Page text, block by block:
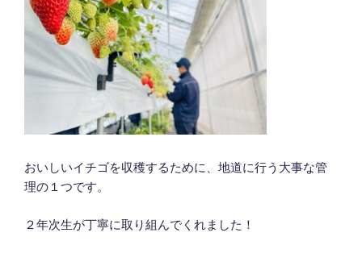
おいしいイチゴを収穫するために、地道に行う大事な管
理の１つです。
２年次生が丁寧に取り組んでくれました！